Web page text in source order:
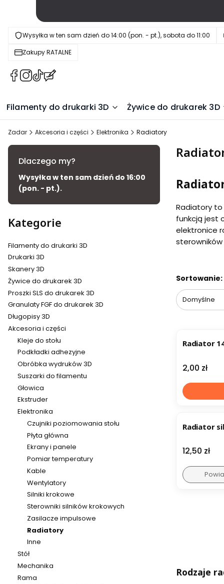
Wysyłka w ten sam dzień do 14:00 (pon. - pt.), sobota do 11:00
Zakupy RATALNE
(Otwiera
nowej
karcie)
(Otwiera
nowej
karcie)
(Otwiera
nowej
karcie)
(Otwiera
nowej
karcie)
Filamenty do drukarki 3D Żywice do drukarek 3D
Zadar Akcesoria i części Elektronika Radiatory
Dlaczego my?
Wysyłka w ten sam dzień do 16:00
(pon. - pt.).
Kategorie
Filamenty do drukarki 3D
Drukarki 3D
Skanery 3D
Żywice do drukarek 3D
Proszki SLS do drukarek 3D
Granulaty FGF do drukarek 3D
Długopisy 3D
Akcesoria i części
Kleje do stołu
Podkładki adhezyjne
Obróbka wydruków 3D
Suszarki do filamentu
Głowica
Ekstruder
Elektronika
Czujniki poziomowania stołu
Płyta główna
Ekrany i panele
Pomiar temperatury
Kable
Wentylatory
Silniki krokowe
Sterowniki silników krokowych
Zasilacze impulsowe
Radiatory
Inne
Stół
Mechanika
Rama
Radiatory to
funkcją jest
elektronice
Koniec filtrów
Lista
Sortowanie:
Domyślne
Radiator
Cena
2,00 zł
Radiator
Cena
12,50 zł
Rodzaje